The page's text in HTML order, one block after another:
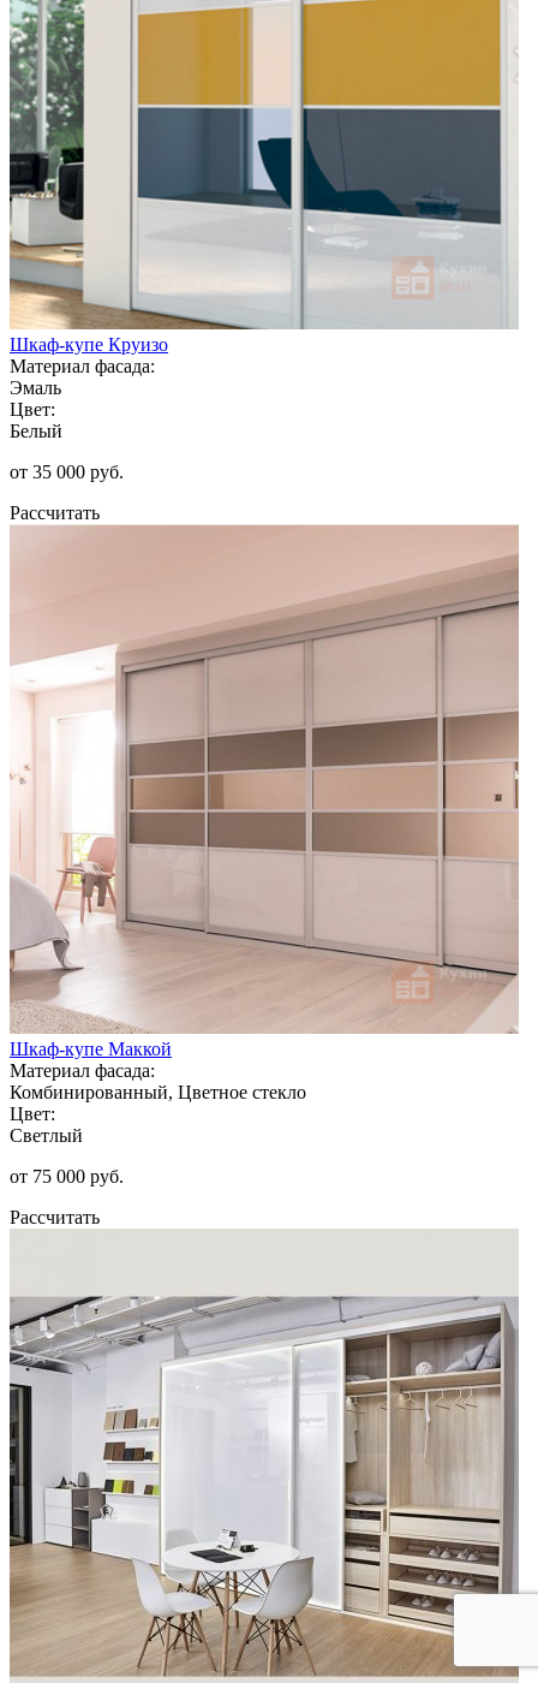
Шкаф-купе Круизо
Материал фасада:
Эмаль
Цвет:
Белый
от 35 000 руб.
Рассчитать
Шкаф-купе Маккой
Материал фасада:
Комбинированный, Цветное стекло
Цвет:
Светлый
от 75 000 руб.
Рассчитать